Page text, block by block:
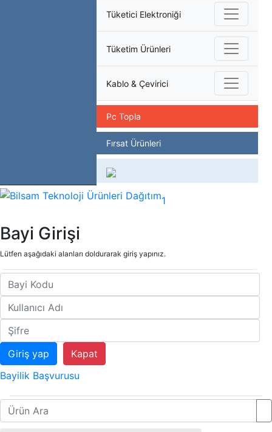
Tüketici Elektroniği
Tüketim Ürünleri
Kablo & Çevirici
Pc Topla
Fırsat Ürünleri
1
Bayi Girişi
Lütfen aşağıdaki alanları doldurarak giriş yapınız.
Kapat
Bayilik Başvurusu